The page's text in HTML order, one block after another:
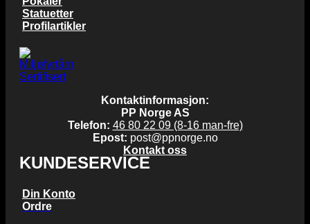
Statuetter
Profilartikler
Kontaktinformasjon:
PP Norge AS
Telefon: 46 80 22 09 (8-16 man-fre)
Epost: post@ppnorge.no
Kontakt oss
KUNDESERVICE
Din Konto
Ordre